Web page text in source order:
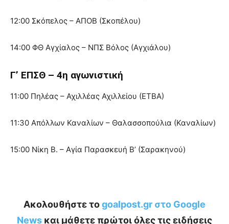
12:00 Σκόπελος – ΑΠΟΒ (Σκοπέλου)
14:00 ΦΘ Αγχίαλος – ΝΠΣ Βόλος (Αγχιάλου)
Γ’ ΕΠΣΘ – 4η αγωνιστική
11:00 Πηλέας – Αχιλλέας Αχιλλείου (ΕΤΒΑ)
11:30 Απόλλων Καναλίων – Θαλασσοπούλια (Καναλίων)
15:00 Νίκη Β. – Αγία Παρασκευή Β’ (Σαρακηνού)
Ακολουθήστε τοgoalpost.gr στο Google
News και μάθετε πρώτοι όλες τις ειδήσεις